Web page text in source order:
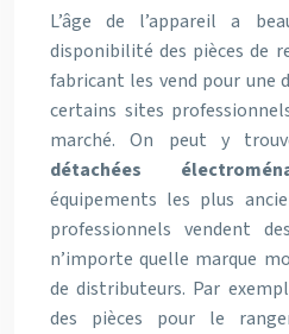
L’âge de l’appareil a
disponibilité des pièces de
fabricant les vend pour une
certains sites
marché. On peut y
détachées
équipements les plus
professionnels vendent
n’importe quelle marque
de distributeurs. Par
des pièces pour le